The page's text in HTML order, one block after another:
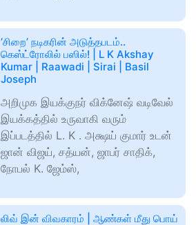
’சிறை’ நடிகரின் அடுத்தபடம்..
கெஸ்ட்ரோலில் பஸில்! | L K Akshay
Kumar | Raawadi | Sirai | Basil
Joseph
அறிமுக இயக்குநர் விக்னேஷ் வடிவேல்
இயக்கத்தில் உருவாகி வரும்
இப்படத்தில் L. K . அக்ஷய் குமார் உடன்
ஜான் விஜய், சத்யன், ஜாபர் சாதிக்,
நோபல் K. ஜேம்ஸ்,
லிவ் இன் விவகாரம் | ஆண்கள் மீது பொய்